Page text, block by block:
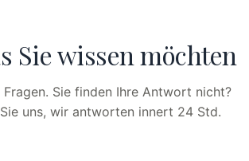
Sie wissen möchten
Sie finden Ihre Antwort nicht?
uns, wir antworten innert 24 Std.